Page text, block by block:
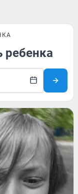
ребенка